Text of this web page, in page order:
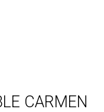
CARMEN